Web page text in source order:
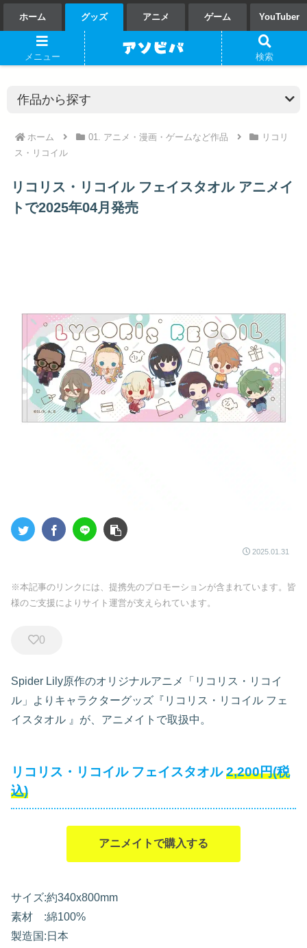
ホーム グッズ アニメ ゲーム YouTuber
ホーム 01. アニメ・漫画・ゲームなど作品
リコリ
ス・リコイル
リコリス・リコイル フェイスタオル アニメイ
トで2025年04月発売
2025.01.31
※本記事のリンクには、提携先のプロモーションが含まれています。皆
様のご支援によりサイト運営が支えられています。
0
Spider Lily原作のオリジナルアニメ「リコリス・リコイ
ル」よりキャラクターグッズ『リコリス・リコイル フェ
イスタオル 』が、アニメイトで取扱中。
リコリス・リコイル フェイスタオル 2,200円(税
込)
アニメイトで購入する
サイズ:約340x800mm
素材 :綿100%
製造国:日本
メニュー 検索